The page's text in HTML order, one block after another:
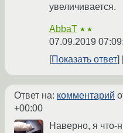
увеличивается.
AbbaT ★★
07.09.2019
Показать ответ
Ответ на: комментарий
+00:00
Наверно, я что-